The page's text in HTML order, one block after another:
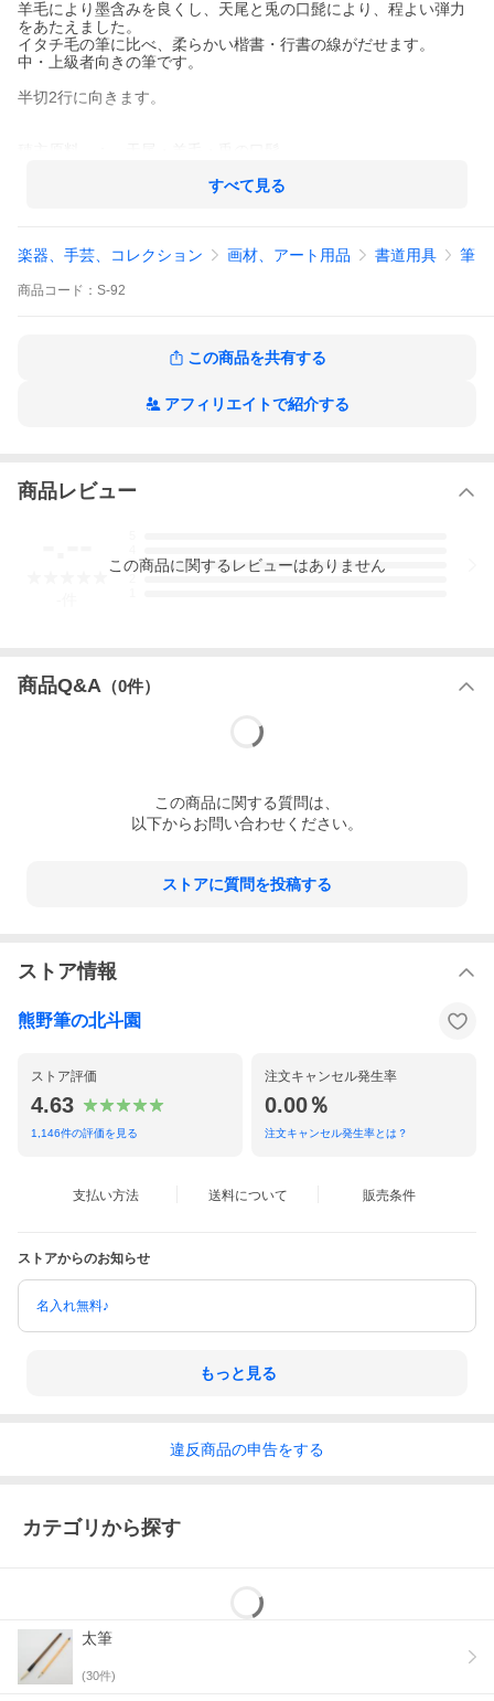
羊毛により墨含みを良くし、天尾と兎の口髭により、程よい弾力
をあたえました。
イタチ毛の筆に比べ、柔らかい楷書・行書の線がだせます。
中・上級者向きの筆です。
半切2行に向きます。
すべて見る
楽器、手芸、コレクション 画材、アート用品 書道用具 筆
商品 コード： S-92
この商品を共有する
アフィリエイトで紹介する
商品レビュー
3
この商品に関するレビューはありません
商品Q&A （0件）
この商品に関する質問は、
以下からお問い合わせください。
ストアに質問を投稿する
ストア情報
熊野筆の北斗園
ストア評価
4.63
1,146件の評価を見る
注文キャンセル発生率
0.00％
注文キャンセル発生率とは？
支払い方法 送料について 販売条件
ストアからのお知らせ
名入れ無料♪
もっと見る
違反商品の申告をする
カテゴリから探す
太筆
(30件)